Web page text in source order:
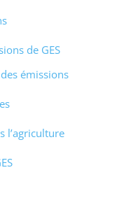
de GES
émissions
l’agriculture